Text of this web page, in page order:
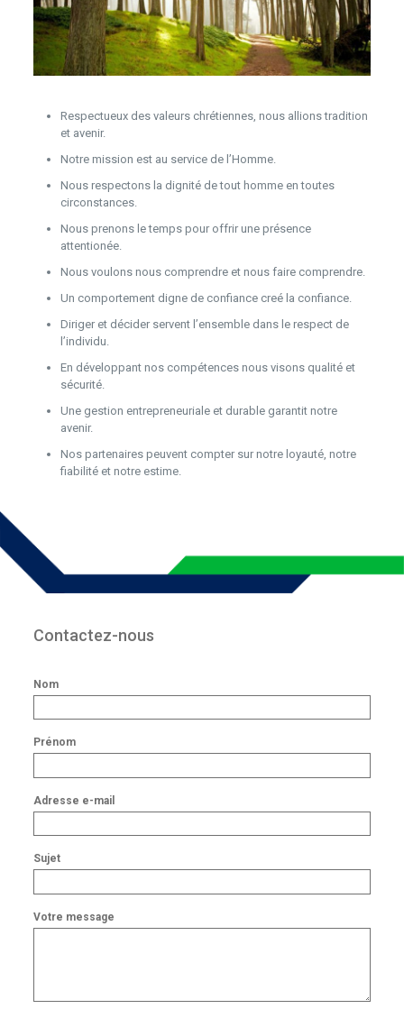
Respectueux des valeurs chrétiennes, nous allions tradition
et avenir.
Notre mission est au service de l’Homme.
Nous respectons la dignité de tout homme en toutes
circonstances.
Nous prenons le temps pour offrir une présence
attentionée.
Nous voulons nous comprendre et nous faire comprendre.
Un comportement digne de confiance creé la confiance.
Diriger et décider servent l’ensemble dans le respect de
l’individu.
En développant nos compétences nous visons qualité et
sécurité.
Une gestion entrepreneuriale et durable garantit notre
avenir.
Nos partenaires peuvent compter sur notre loyauté, notre
fiabilité et notre estime.
Contactez-nous
Nom
Prénom
Adresse e-mail
Sujet
Votre message